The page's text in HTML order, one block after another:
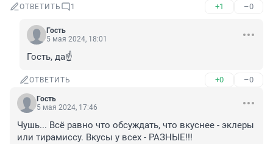
ОТВЕТИТЬ 1 +1 –0
Гость
5 мая 2024, 18:01
Гость, да☝️
ОТВЕТИТЬ +0 –0
Гость
5 мая 2024, 17:46
Чушь... Всё равно что обсуждать, что вкуснее - эклеры
или тирамиссу. Вкусы у всех - РАЗНЫЕ!!!